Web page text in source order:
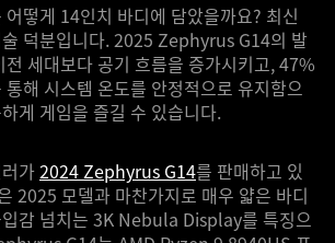
떻게 14인치 바디에 담았을까요? 최신
덕분입니다. 2025 Zephyrus G14의 발
전 세대보다 공기 흐름을 증가시키고, 47%
해 시스템 온도를 안정적으로 유지함으
게 게임을 즐길 수 있습니다.
가2024 Zephyrus G14를 판매하고 있
2025 모델과 마찬가지로 매우 얇은 바디
감 넘치는 3K Nebula Display를 특징으